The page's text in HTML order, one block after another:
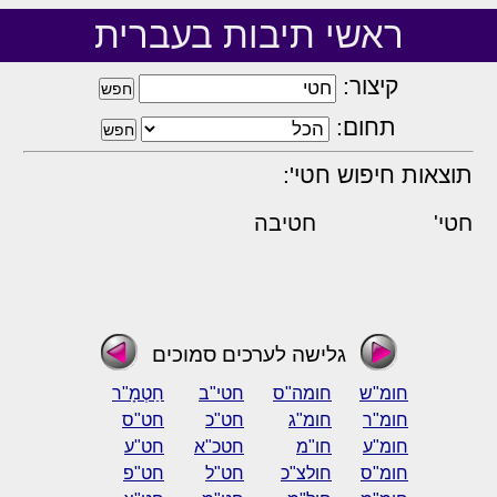
ראשי תיבות בעברית
קיצור:
תחום:
תוצאות חיפוש חטי':
חטי' חטיבה
גלישה לערכים סמוכים
חומ"ש חומה"ס חטי"ב
חַטְמָ"ר
חומ"ר
חומ"ג חט"כ
חט"ס
חומ"ע
חו"מ חטכ"א
חט"ע
חומ"ס
חולצ"כ חט"ל
חט"פ